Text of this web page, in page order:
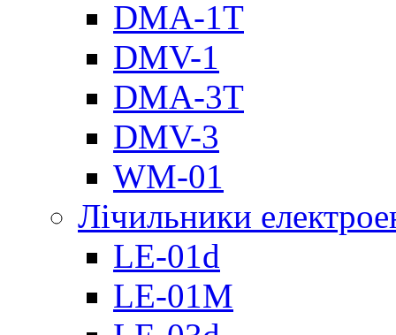
DMA-1T
DMV-1
DMА-3T
DMV-3
WM-01
Лічильники
LE-01d
LE-01M